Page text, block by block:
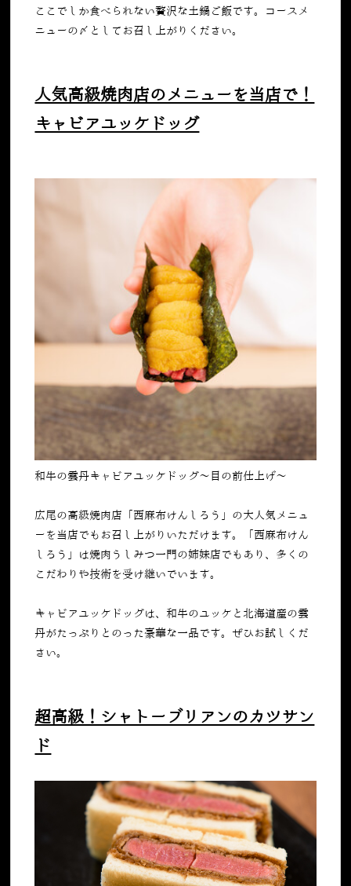
ここでしか食べられない贅沢な土鍋ご飯です。コースメ
ニューの〆としてお召し上がりください。
人気高級焼肉店のメニューを当店で！
キャビアユッケドッグ
和牛の雲丹キャビアユッケドッグ〜目の前仕上げ〜
広尾の高級焼肉店「西麻布けんしろう」の大人気メニュ
ーを当店でもお召し上がりいただけます。「西麻布けん
しろう」は焼肉うしみつ一門の姉妹店でもあり、多くの
こだわりや技術を受け継いでいます。
キャビアユッケドッグは、 和牛のユッケと北海道産の雲
丹がたっぷりとのった豪華な一品です。ぜひお試しくだ
さい。
超高級！シャトーブリアンのカツサン
ド